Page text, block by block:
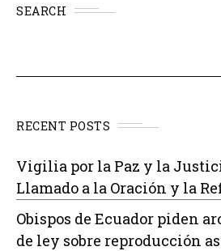
SEARCH
RECENT POSTS
Vigilia por la Paz y la
Llamado a la Oración y la
Obispos de Ecuador piden
de ley sobre reproducción